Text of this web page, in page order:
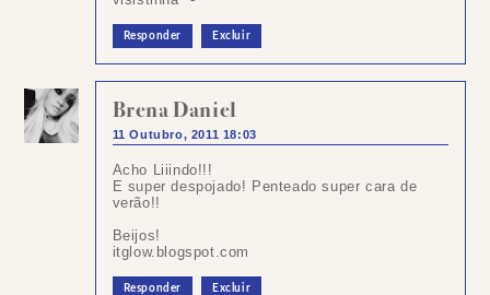
Responder Excluir
Brena Daniel
11 Outubro, 2011 18:03
Acho Liiindo!!!
E super despojado! Penteado super cara de
verão!!
Beijos!
itglow.blogspot.com
Responder Excluir